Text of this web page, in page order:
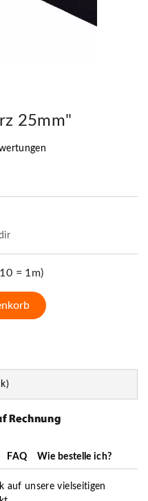
25mm"
= 1m)
FAQ Wie bestelle ich?
auf unsere vielseitigen